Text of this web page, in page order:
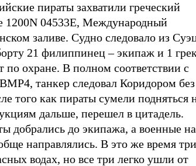
пираты захватили греческий
1200N 04533E, Международный
заливе. Судно следовало из
21 филиппинец – экипаж и 1
охране. В полном соответствии с
танкер следовал Коридором без
того как пираты сумели подняться
дальше, перешел в цитадель.
добрались до экипажа, а военные на
направлялись. В это же время три
водах, но все три легко ушли от